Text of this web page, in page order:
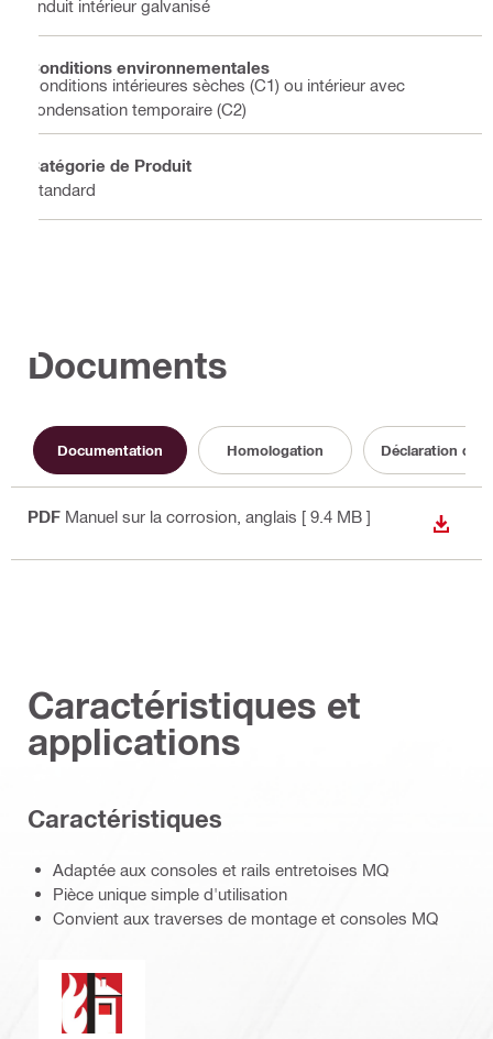
Enduit intérieur galvanisé
Conditions environnementales
Conditions intérieures sèches (C1) ou intérieur avec
condensation temporaire (C2)
Catégorie de Produit
Standard
Documents
Documentation Homologation Déclaration de
PDF Manuel sur la corrosion , anglais [ 9.4 MB ]
Caractéristiques et
applications
Caractéristiques
Adaptée aux consoles et rails entretoises MQ
Pièce unique simple d'utilisation
Convient aux traverses de montage et consoles MQ
Résistance au feu